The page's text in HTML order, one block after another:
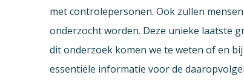
met controlepersonen. Ook zullen
onderzocht worden. Deze unieke laatste
dit onderzoek komen we te weten of en
essentiële informatie voor de